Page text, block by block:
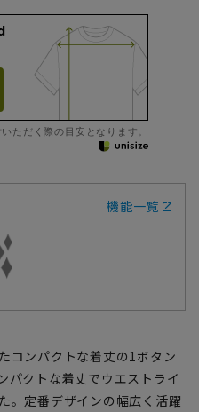
ただく際の目安となります。
機能一覧
コンパクトな着丈の1ボタン
パクトな着丈でウエストライ
。定番デザインの幅広く活躍